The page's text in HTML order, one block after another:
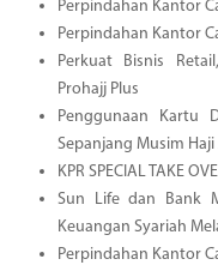
Perpindahan Kantor
Perpindahan Kantor
Perkuat Bisnis
Prohajj Plus
Penggunaan Kartu
Sepanjang Musim Haji
KPR SPECIAL TAKE
Sun Life dan Bank
Keuangan Syariah
Perpindahan Kantor